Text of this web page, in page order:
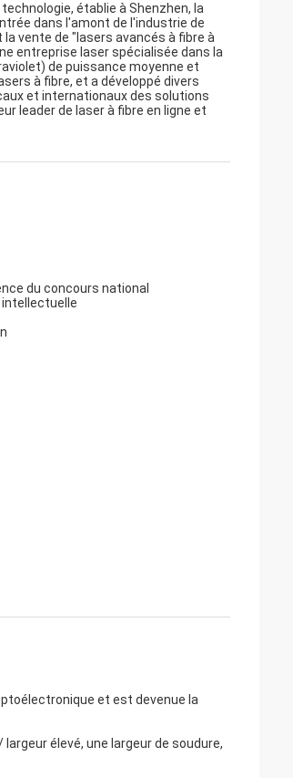
établie à Shenzhen, la
dans l'amont de l'industrie de
vente de "lasers avancés à fibre à
entreprise laser spécialisée dans la
de puissance moyenne et
à fibre, et a développé divers
et internationaux des solutions
leader de laser à fibre en ligne et
du concours national
et est devenue la
élevé, une largeur de soudure,